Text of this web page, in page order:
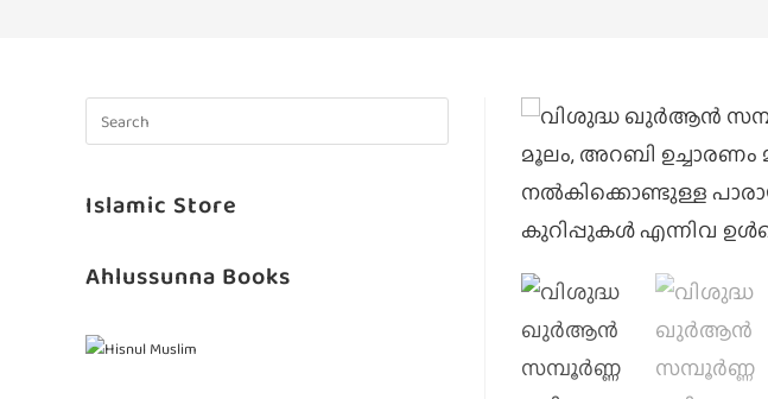
Islamic Store
Ahlussunna Books